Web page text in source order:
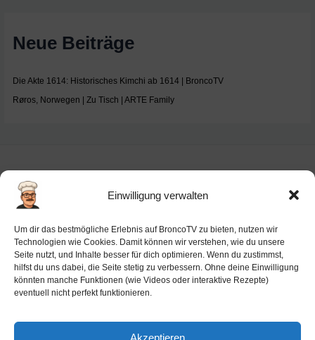
Einwilligung verwalten
Um dir das bestmögliche Erlebnis auf BroncoTV zu bieten, nutzen wir
Technologien wie Cookies. Damit können wir verstehen, wie du unsere
Seite nutzt, und Inhalte besser für dich optimieren. Wenn du zustimmst,
hilfst du uns dabei, die Seite stetig zu verbessern. Ohne deine Einwilligung
könnten manche Funktionen (wie Videos oder interaktive Rezepte)
eventuell nicht perfekt funktionieren.
Akzeptieren
Neue Beiträge
Die Akte 1614: Historisches Kimchi ab 1614 | BroncoTV
Røros, Norwegen | Zu Tisch | ARTE Family
Datenschutz-Haftung
Cookie-Richtlinie (EU)
Barrierefreiheit